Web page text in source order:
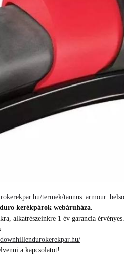
termek/
kerékpárok webáruháza.
alkatrészeinkre 1 év garancia érvényes.
a kapcsolatot!